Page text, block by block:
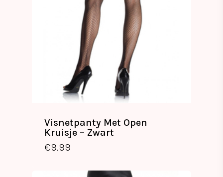
Visnetpanty Met Open
Kruisje – Zwart
€9.99